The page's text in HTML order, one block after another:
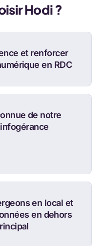
Hodi ?
et renforcer
en RDC
de notre
en local et
en dehors